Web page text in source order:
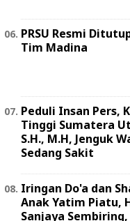
PRSU Resmi
Tim Madina
Peduli Insan Pers,
Tinggi Sumatera
S.H., M.H, Jenguk
Sedang Sakit
Iringan Do'a dan
Anak Yatim Piatu,
Sanjaya Sembiring,